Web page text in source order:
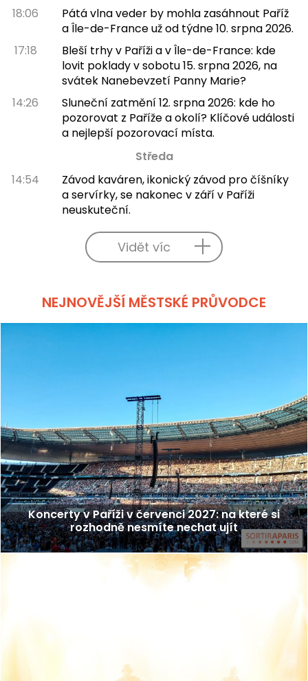
18:06
Pátá vlna veder by mohla zasáhnout Paříž
a Île-de-France už od týdne 10. srpna 2026.
17:18
Bleší trhy v Paříži a v Île-de-France: kde
lovit poklady v sobotu 15. srpna 2026, na
svátek Nanebevzetí Panny Marie?
14:26
Sluneční zatmění 12. srpna 2026: kde ho
pozorovat z Paříže a okolí? Klíčové události
a nejlepší pozorovací místa.
Středa
14:54
Závod kaváren, ikonický závod pro číšníky
a servírky, se nakonec v září v Paříži
neuskuteční.
Vidět víc
NEJNOVĚJŠÍ MĚSTSKÉ PRŮVODCE
Koncerty v Paříži v červenci 2027: na které si
rozhodně nesmíte nechat ujít